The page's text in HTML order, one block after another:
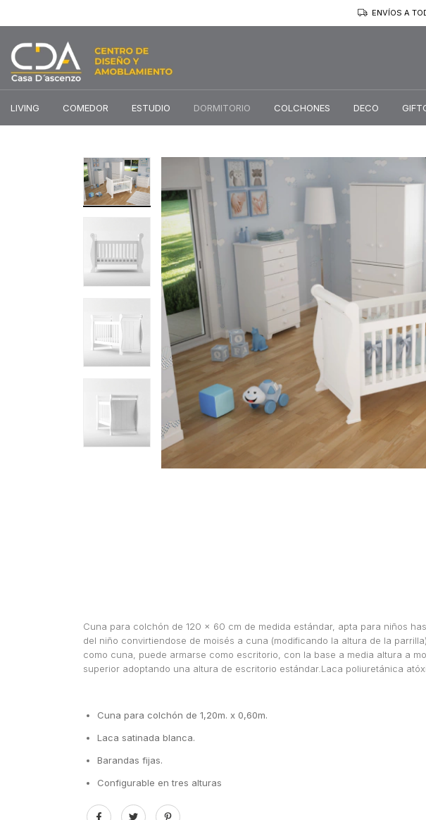
ENVÍOS A
LIVING COMEDOR ESTUDIO DORMITORIO COLCHONES DECO
Cuna para colchón de 120 x 60 cm de medida estándar, apta para niños
del niño convirtiendose de moisés a cuna (modificando la altura de la
como cuna, puede armarse como escritorio, con la base a media altura a
superior adoptando una altura de escritorio estándar.Laca poliuretánica
Cuna para colchón de 1,20m. x 0,60m.
Laca satinada blanca.
Barandas fijas.
Configurable en tres alturas